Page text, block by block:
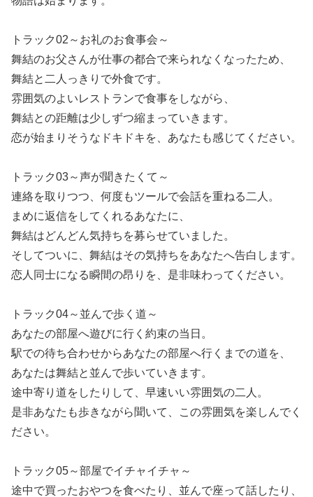
トラック02～お礼のお食事会～
舞結のお父さんが仕事の都合で来られなくなったため、
舞結と二人っきりで外食です。
雰囲気のよいレストランで食事をしながら、
舞結との距離は少しずつ縮まっていきます。
恋が始まりそうなドキドキを、あなたも感じてください。
トラック03～声が聞きたくて～
連絡を取りつつ、何度もツールで会話を重ねる二人。
まめに返信をしてくれるあなたに、
舞結はどんどん気持ちを募らせていました。
そしてついに、舞結はその気持ちをあなたへ告白します。
恋人同士になる瞬間の昂りを、是非味わってください。
トラック04～並んで歩く道～
あなたの部屋へ遊びに行く約束の当日。
駅での待ち合わせからあなたの部屋へ行くまでの道を、
あなたは舞結と並んで歩いていきます。
途中寄り道をしたりして、早速いい雰囲気の二人。
是非あなたも歩きながら聞いて、この雰囲気を楽しんでく
ださい。
トラック05～部屋でイチャイチャ～
途中で買ったおやつを食べたり、並んで座って話したり、